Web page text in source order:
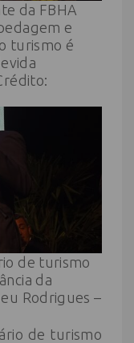
da FBHA
e
turismo é
de turismo
da
Rodrigues –
de turismo